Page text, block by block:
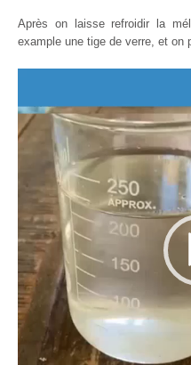
Après on laisse refroidir la
example une tige de verre, et on